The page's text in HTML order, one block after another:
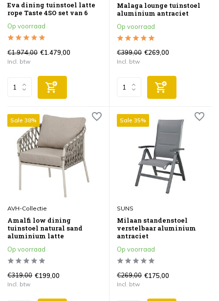
Eva dining tuinstoel latte
rope Taste 4SO set van 6
Op voorraad
€1.974,00 €1.479,00
Incl. btw
Malaga lounge tuinstoel
aluminium antraciet
Op voorraad
€399,00 €269,00
Incl. btw
Sale 38%
AVH-Collectie
Amalfi low dining
tuinstoel natural sand
aluminium latte
Op voorraad
€319,00 €199,00
Incl. btw
Sale 35%
SUNS
Milaan standenstoel
verstelbaar aluminium
antraciet
Op voorraad
€269,00 €175,00
Incl. btw